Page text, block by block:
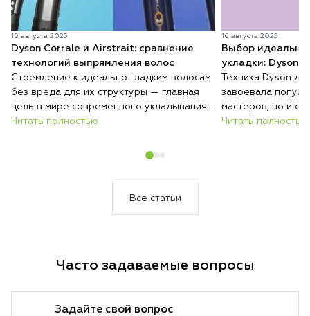
16 августа 2025
Dyson Corrale и Airstrait: сравнение
технологий выпрямления волос
Стремление к идеально гладким волосам
без вреда для их структуры — главная
цель в мире современного укладывания.
Dyson представляет два уникальных
утюжок Corrale с инновационными
с помощью воздушного потока. Давайте
Читать полностью
16 августа 2025
Выбор
укладки: Dyson
Техника Dyson
завоевала
мастеров, но и
создавать
Читать полностью
Все статьи
Часто задаваемые вопросы
Задайте свой вопрос